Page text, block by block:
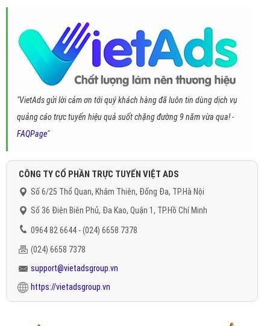
"VietAds gửi lời cảm ơn tới quý khách hàng đã luôn tin dùng dịch vụ
quảng cáo trực tuyến hiệu quả suốt chặng đường 9 năm vừa qua! -
FAQPage"
CÔNG TY CỔ PHẦN TRỰC TUYẾN VIỆT ADS
Số 6/25 Thổ Quan, Khâm Thiên, Đống Đa, TP.Hà Nội
Số 36 Điện Biên Phủ, Đa Kao, Quận 1, TP.Hồ Chí Minh
0964 82 6644 - (024) 6658 7378
(024) 6658 7378
support@vietadsgroup.vn
https://vietadsgroup.vn